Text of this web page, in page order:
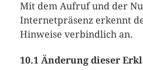
Mit dem Aufruf und der
Internetpräsenz erkennt
Hinweise verbindlich an.
10.1 Änderung dieser